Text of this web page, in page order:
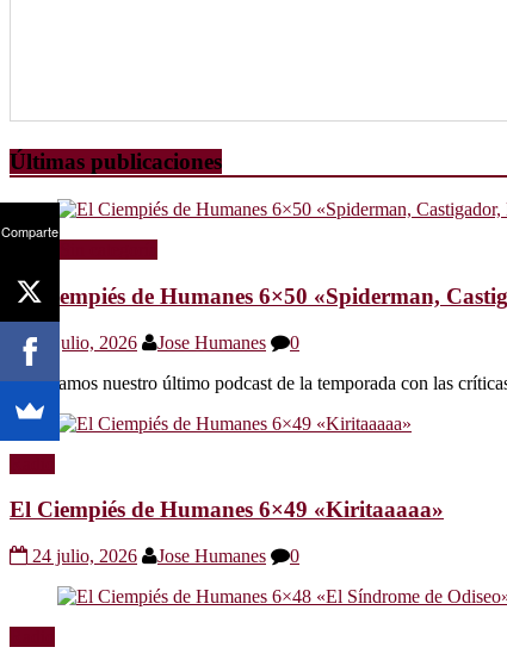
Últimas publicaciones
El Ciempiés de Humanes 6×50 «Spiderman,
30 julio, 2026 Jose Humanes
0
Os dejamos nuestro último podcast de la temporada con las
El Ciempiés de Humanes 6×49 «Kiritaaaaa»
24 julio, 2026 Jose Humanes 0
Comparte